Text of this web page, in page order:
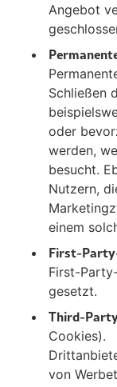
Angebot
Schließen
oder
werden,
besucht.
Nutzern,
einem
First-
First-
gesetzt.
Third-
Cookies).
von